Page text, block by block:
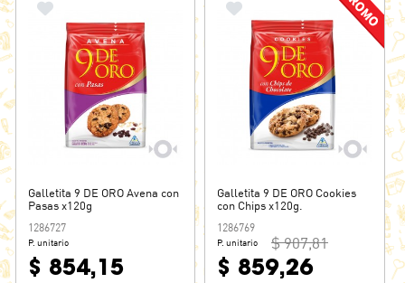
Galletita 9 DE ORO Avena con
Pasas x120g
1286727
P. unitario
$ 854,15
Galletita 9 DE ORO Cookies
con Chips x120g.
1286769
P. unitario $ 907,81
$ 859,26